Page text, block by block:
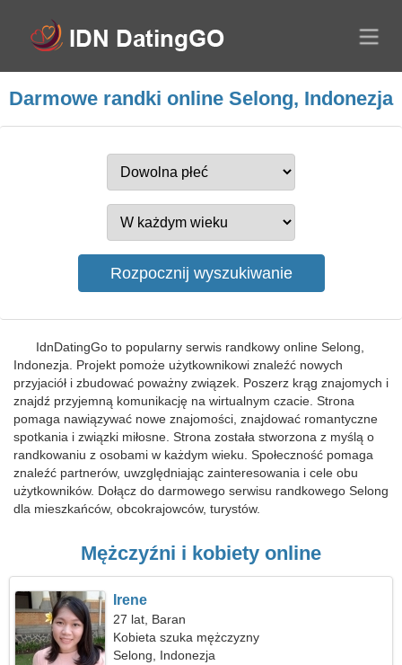
Darmowe randki online Selong, Indonezja
IdnDatingGo to popularny serwis randkowy online Selong,
Indonezja. Projekt pomoże użytkownikowi znaleźć nowych
przyjaciół i zbudować poważny związek. Poszerz krąg znajomych i
znajdź przyjemną komunikację na wirtualnym czacie. Strona
pomaga nawiązywać nowe znajomości, znajdować romantyczne
spotkania i związki miłosne. Strona została stworzona z myślą o
randkowaniu z osobami w każdym wieku. Społeczność pomaga
znaleźć partnerów, uwzględniając zainteresowania i cele obu
użytkowników. Dołącz do darmowego serwisu randkowego Selong
dla mieszkańców, obcokrajowców, turystów.
Mężczyźni i kobiety online
Irene
27 lat, Baran
Kobieta szuka mężczyzny
Selong, Indonezja